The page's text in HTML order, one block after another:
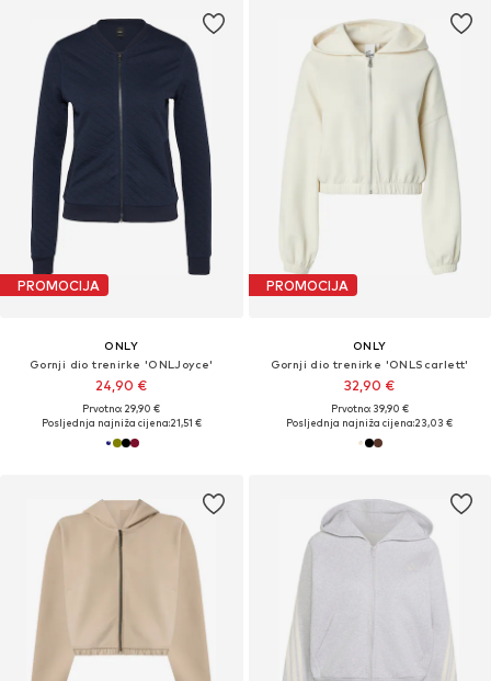
PROMOCIJA
ONLY
Gornji dio trenirke 'ONLJoyce'
24,90 €
Prvotno: 29,90 €
Posljednja najniža cijena:21,51 €
PROMOCIJA
ONLY
Gornji dio trenirke 'ONLScarlett'
32,90 €
Prvotno: 39,90 €
Posljednja najniža cijena:23,03 €